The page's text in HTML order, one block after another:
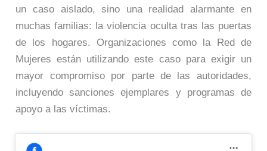
un caso aislado, sino una realidad alarmante en
muchas familias: la violencia oculta tras las puertas
de los hogares. Organizaciones como la Red de
Mujeres están utilizando este caso para exigir un
mayor compromiso por parte de las autoridades,
incluyendo sanciones ejemplares y programas de
apoyo a las víctimas.